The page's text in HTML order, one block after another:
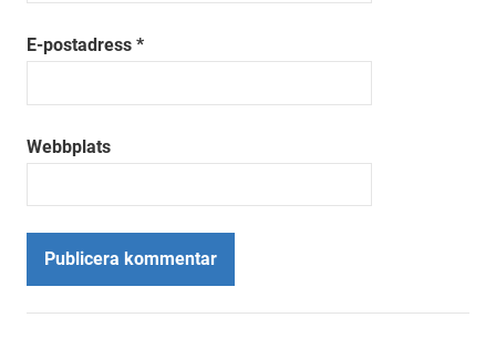
E-postadress *
Webbplats
Alternative: